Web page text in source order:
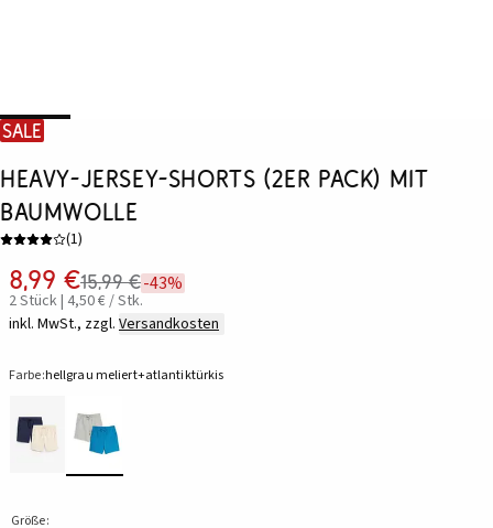
SALE
Heavy-Jersey-Shorts (2er Pack) mit
Baumwolle
(1)
8,99 €15,99 €-43%
2 Stück | 4,50 € / Stk.
inkl. MwSt., zzgl. Versandkosten
Farbe:hellgrau meliert+atlantiktürkis
Größe: